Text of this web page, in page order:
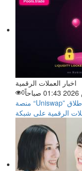
اخبار العملات الرقمية
0
منصة “Uniswap” تطلق منصة جديدة تسمح بإطلاق